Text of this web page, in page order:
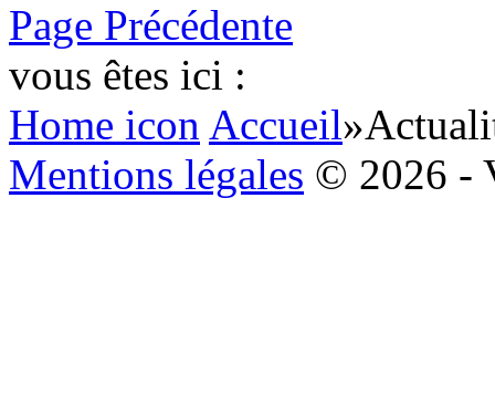
Page Précédente
vous êtes ici :
Home icon Accueil»
Mentions légales © 2026 -